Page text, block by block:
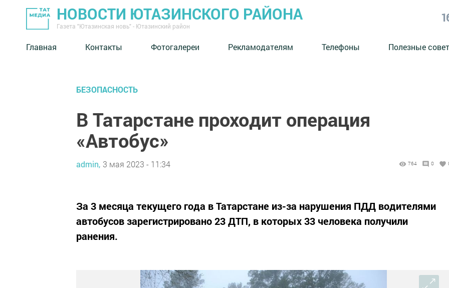
НОВОСТИ ЮТАЗИНСКОГО РАЙОНА
Газета "Ютазинская новь" - Ютазинский район
Главная Контакты Фотогалереи Рекламодателям Телефоны Полезные
БЕЗОПАСНОСТЬ
В Татарстане проходит операция
«Автобус»
admin, 3 мая 2023 - 11:34 764 0
За 3 месяца текущего года в Татарстане из-за нарушения ПДД водителями
автобусов зарегистрировано 23 ДТП, в которых 33 человека получили
ранения.